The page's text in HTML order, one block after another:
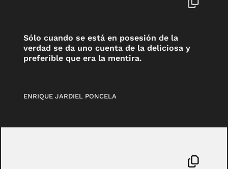
Sólo cuando se está en posesión de la
verdad se da uno cuenta de la deliciosa y
preferible que era la mentira.
ENRIQUE JARDIEL PONCELA